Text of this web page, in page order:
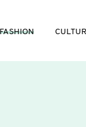
FASHION